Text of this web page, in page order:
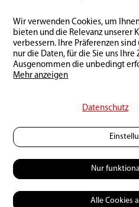
Wir verwenden Cookies, um
bieten und die Relevanz unserer
verbessern. Ihre Präferenzen
nur die Daten, für die Sie uns
Ausgenommen die unbedingt
Mehr anzeigen
Datenschutz
Nur
Alle Cookies